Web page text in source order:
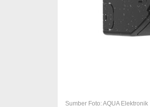
Sumber Foto: AQUA Elektronik